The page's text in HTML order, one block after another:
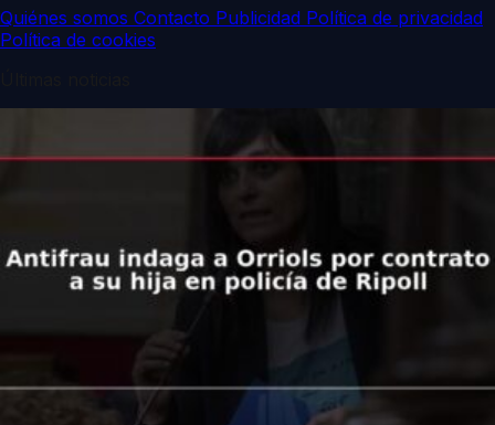
Quiénes somos Contacto Publicidad Política de privacidad
Política de cookies